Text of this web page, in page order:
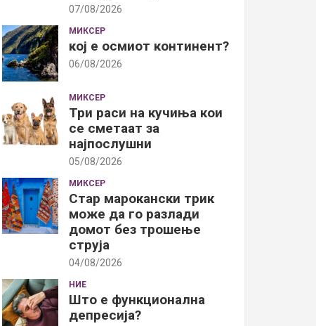
07/08/2026
МИКСЕР
кој е осмиот континент?
06/08/2026
МИКСЕР
Три раси на кучиња кои
се сметаат за
најпослушни
05/08/2026
МИКСЕР
Стар марокански трик
може да го разлади
домот без трошење
струја
04/08/2026
НИЕ
Што е функционална
депресија?